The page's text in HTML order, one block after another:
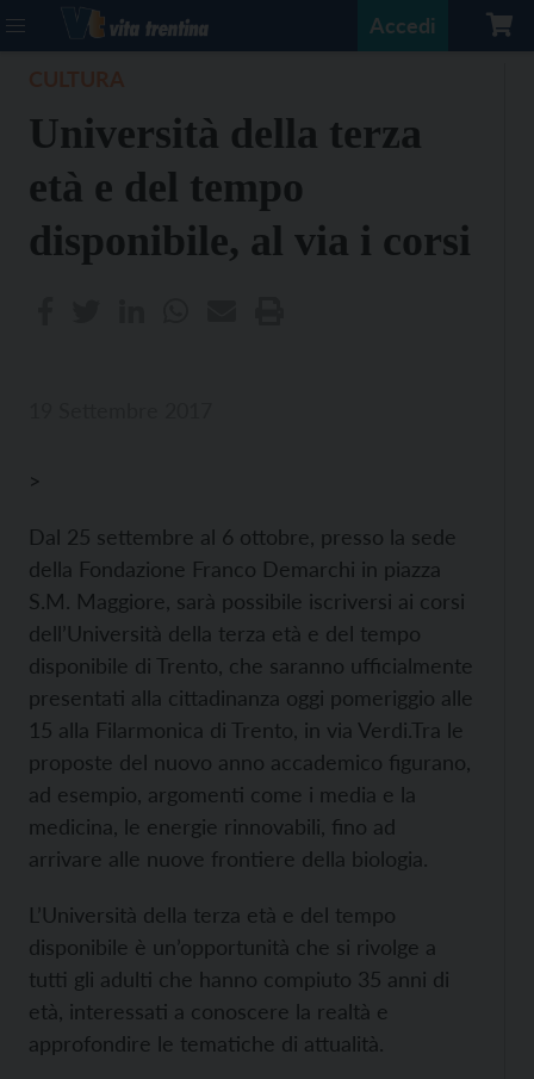
Accedi
Università della terza
età e del tempo
disponibile, al via i corsi
>
Dal 25 settembre al 6 ottobre, presso la sede
della Fondazione Franco Demarchi in piazza
S.M. Maggiore, sarà possibile iscriversi ai corsi
dell’Università della terza età e del tempo
disponibile di Trento, che saranno ufficialmente
presentati alla cittadinanza oggi pomeriggio alle
15 alla Filarmonica di Trento, in via Verdi.Tra le
proposte del nuovo anno accademico figurano,
ad esempio, argomenti come i media e la
medicina, le energie rinnovabili, fino ad
arrivare alle nuove frontiere della biologia.
L’Università della terza età e del tempo
disponibile è un’opportunità che si rivolge a
tutti gli adulti che hanno compiuto 35 anni di
età, interessati a conoscere la realtà e
approfondire le tematiche di attualità.